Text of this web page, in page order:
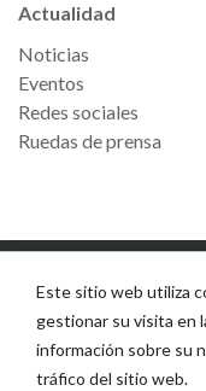
Actualidad
Noticias
Eventos
Redes sociales
Ruedas de prensa
Este sitio web utiliza
gestionar su visita en
información sobre su
tráfico del sitio web.